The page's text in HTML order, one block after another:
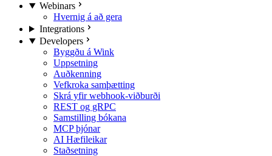
Webinars
Hvernig á að gera
Integrations
Developers
Byggðu á Wink
Uppsetning
Auðkenning
Vefkroka samþætting
Skrá yfir webhook-viðburði
REST og gRPC
Samstilling bókana
MCP þjónar
AI Hæfileikar
Staðsetning